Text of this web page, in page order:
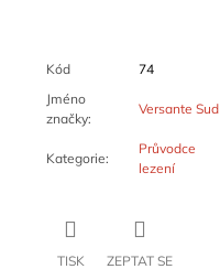
Kód
74
Jméno
značky:
Versante Sud
Kategorie:
Průvodce
lezení
TISK ZEPTAT SE